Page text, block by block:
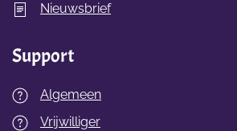
Nieuwsbrief
Support
Algemeen
Vrijwilliger